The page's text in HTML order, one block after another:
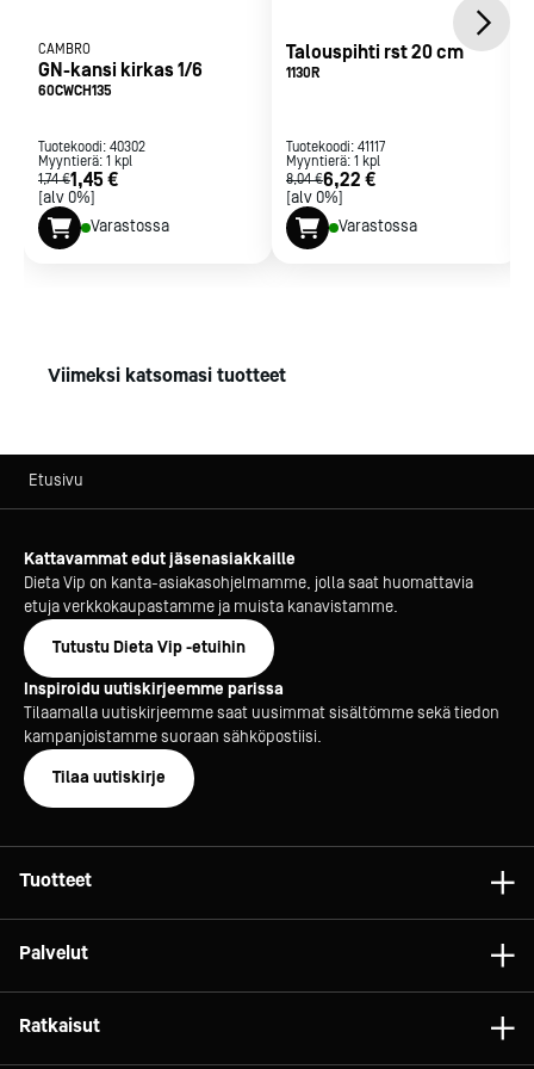
CAMBRO
GN-kansi kirkas 1/6
60CWCH135
Tuotekoodi: 40302
Myyntierä: 1 kpl
1,74 €1,45 €
[alv 0%]
Varastossa
Talouspihti rst 20 cm
1130R
Tuotekoodi: 41117
Myyntierä: 1 kpl
8,04 €6,22 €
[alv 0%]
Varastossa
Viimeksi katsomasi tuotteet
Etusivu
Kattavammat edut jäsenasiakkaille
Dieta Vip on kanta-asiakasohjelmamme, jolla saat huomattavia
etuja verkkokaupastamme ja muista kanavistamme.
Tutustu Dieta Vip -etuihin
Inspiroidu uutiskirjeemme parissa
Tilaamalla uutiskirjeemme saat uusimmat sisältömme sekä tiedon
kampanjoistamme suoraan sähköpostiisi.
Tilaa uutiskirje
Tuotteet
Tarvikkeet
Palvelut
Konsultointi
Ratkaisut